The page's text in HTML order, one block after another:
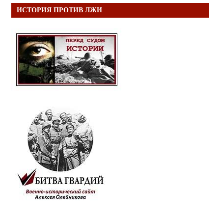
ИСТОРИЯ ПРОТИВ ЛЖИ